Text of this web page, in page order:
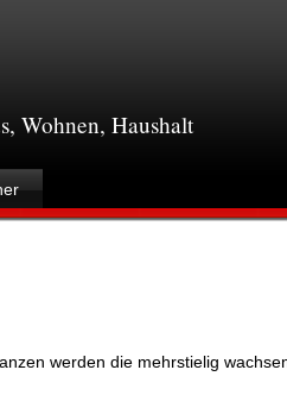
Wohnen, Haushalt
werden die mehrstielig